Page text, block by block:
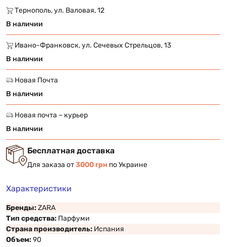
Тернополь, ул. Валовая, 12
В наличии
Ивано-Франковск, ул. Сечевых Стрельцов, 13
В наличии
Новая Почта
В наличии
Новая почта – курьер
В наличии
Бесплатная доставка
Для заказа от3000 грн по Украине
Характеристики
Бренды:ZARA
Тип средства: Парфуми
Страна производитель: Испания
Объем:90